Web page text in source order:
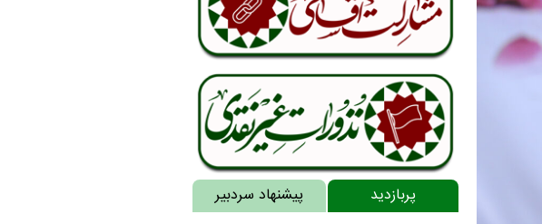
پربازدید پیشنهاد سردبیر